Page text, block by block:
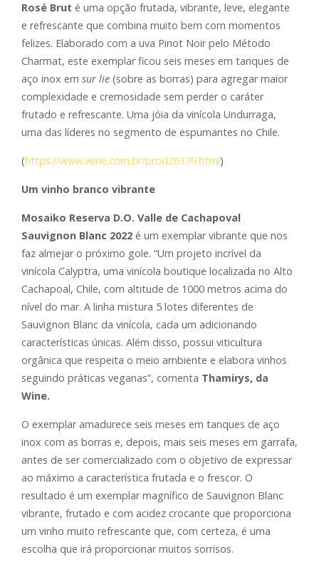
Rosé Brut é uma opção frutada, vibrante, leve, elegante
e refrescante que combina muito bem com momentos
felizes. Elaborado com a uva Pinot Noir pelo Método
Charmat, este exemplar ficou seis meses em tanques de
aço inox em sur lie (sobre as borras) para agregar maior
complexidade e cremosidade sem perder o caráter
frutado e refrescante. Uma jóia da vinícola Undurraga,
uma das líderes no segmento de espumantes no Chile.
(https://www.wine.com.br/prod26179.html)
Um vinho branco vibrante
Mosaiko Reserva D.O. Valle de Cachapoval
Sauvignon Blanc 2022 é um exemplar vibrante que nos
faz almejar o próximo gole. “Um projeto incrível da
vinícola Calyptra, uma vinícola boutique localizada no Alto
Cachapoal, Chile, com altitude de 1000 metros acima do
nível do mar. A linha mistura 5 lotes diferentes de
Sauvignon Blanc da vinícola, cada um adicionando
características únicas. Além disso, possui viticultura
orgânica que respeita o meio ambiente e elabora vinhos
seguindo práticas veganas”, comenta Thamirys, da
Wine.
O exemplar amadurece seis meses em tanques de aço
inox com as borras e, depois, mais seis meses em garrafa,
antes de ser comercializado com o objetivo de expressar
ao máximo a característica frutada e o frescor. O
resultado é um exemplar magnífico de Sauvignon Blanc
vibrante, frutado e com acidez crocante que proporciona
um vinho muito refrescante que, com certeza, é uma
escolha que irá proporcionar muitos sorrisos.